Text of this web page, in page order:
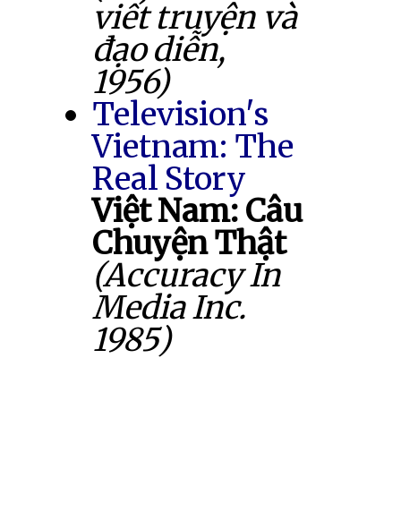
viết truyện và
đạo diễn,
1956)
Television's
Vietnam: The
Real Story
Việt Nam: Câu
Chuyện Thật
(Accuracy In
Media Inc.
1985)